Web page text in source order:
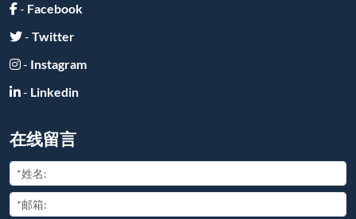
- Facebook
- Twitter
- Instagram
- Linkedin
在线留言